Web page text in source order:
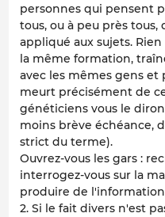
personnes qui pensent
tous, ou à peu près
appliqué aux sujets.
la même formation,
avec les mêmes gens
meurt précisément de
généticiens vous le
moins brève échéance,
strict du terme).
Ouvrez-vous les gars :
interrogez-vous sur la
produire de
2. Si le fait divers n'est